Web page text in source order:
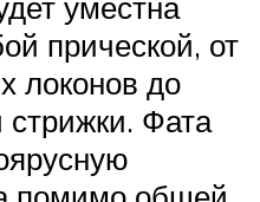
прической, от
локонов до
стрижки. Фата